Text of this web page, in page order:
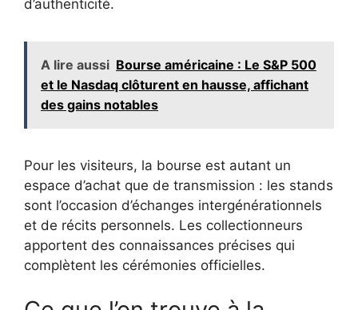
d’authenticité.
A lire aussi Bourse américaine : Le S&P 500
et le Nasdaq clôturent en hausse, affichant
des gains notables
Pour les visiteurs, la bourse est autant un
espace d’achat que de transmission : les stands
sont l’occasion d’échanges intergénérationnels
et de récits personnels. Les collectionneurs
apportent des connaissances précises qui
complètent les cérémonies officielles.